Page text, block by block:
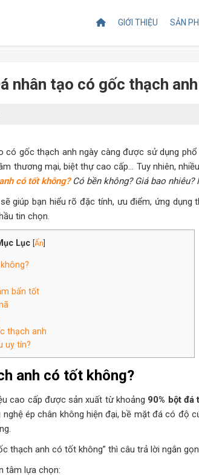
GIỚI THIỆU SẢN
nhân tạo có gốc thạch
có gốc thạch anh ngày càng được sử dụng
thương mại, biệt thự cao cấp… Tuy nhiên,
có tốt không?Có bền không? Giá bao nhiêu?
sẽ giúp bạn hiểu rõ đặc tính, ưu điểm, ứng dụng
tin chọn.
Lục [Ẩn]
bẩn tốt
thạch anh
uy tín?
anh có tốt không?
cao cấp được sản xuất từ khoảng 90% bột
ép chân không hiện đại, bề mặt đá có độ
thạch anh có tốt không” thì câu trả lời ngắn
tâm lựa chọn: